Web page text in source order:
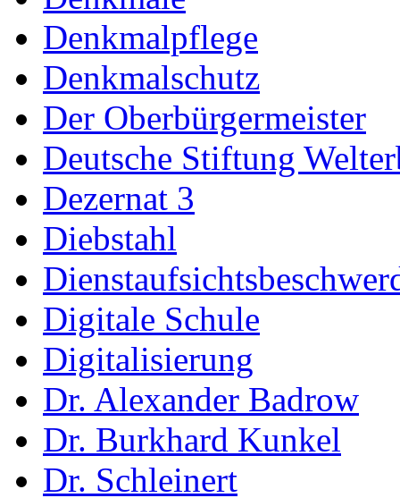
Denkmalpflege
Denkmalschutz
Der Oberbürgermeister
Deutsche Stiftung
Dezernat 3
Diebstahl
Digitale Schule
Digitalisierung
Dr. Alexander Badrow
Dr. Burkhard Kunkel
Dr. Schleinert